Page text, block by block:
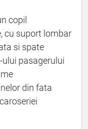
copil
cu suport lombar
si spate
pasagerului
din fata